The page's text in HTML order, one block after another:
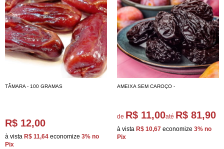
TÂMARA - 100 GRAMAS
R$ 12,00
à vista R$ 11,64 economize 3% no
Pix
AMEIXA SEM CAROÇO -
de R$ 11,00até R$ 81,90
à vista R$ 10,67 economize 3% no
Pix